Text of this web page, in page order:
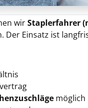
wirStaplerfahrer
Der Einsatz ist
möglich